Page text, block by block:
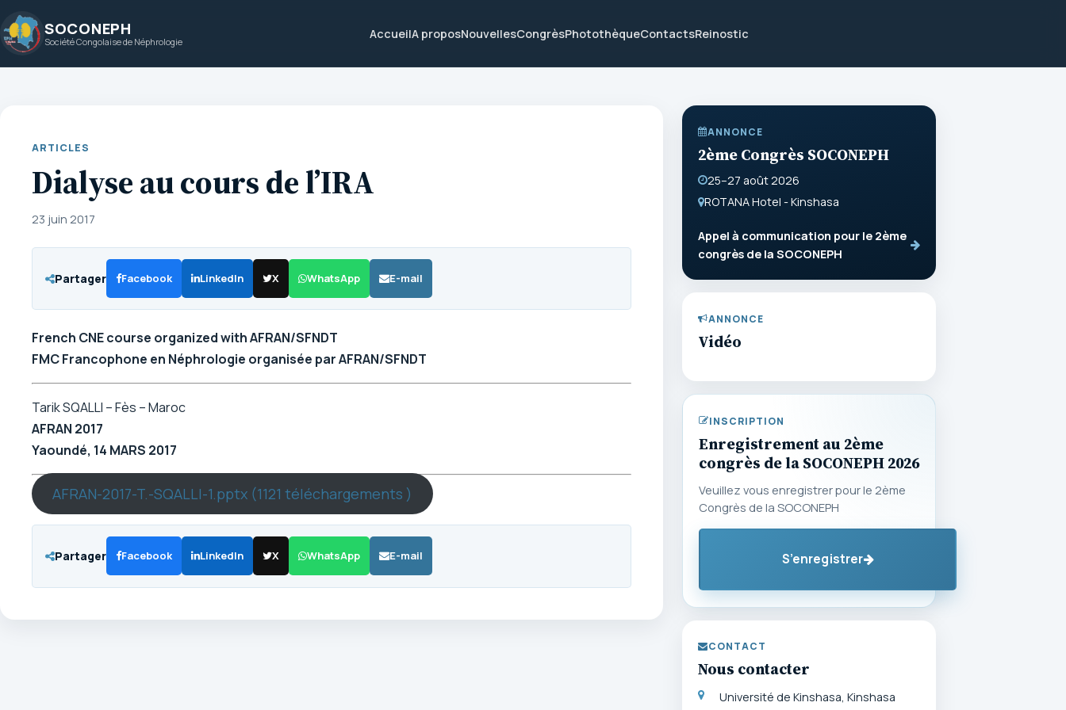
au
contenu
SOCONEPH
Société Congolaise de Néphrologie
AccueilA proposNouvellesCongrèsPhotothèqueContactsReinostic
ARTICLES
Dialyse au cours de l’IRA
23 juin 2017
Partager Facebook LinkedIn X WhatsApp E-mail
French CNE course organized with AFRAN/SFNDT
FMC Francophone en Néphrologie organisée par AFRAN/SFNDT
Tarik SQALLI – Fès – Maroc
AFRAN 2017
Yaoundé, 14 MARS 2017
AFRAN-2017-T.-SQALLI-1.pptx (1121 téléchargements )
Partager Facebook LinkedIn X WhatsApp E-mail
ANNONCE
2ème Congrès SOCONEPH
25–27 août 2026
ROTANA Hotel - Kinshasa
Appel à communication pour le 2ème
congrès de la SOCONEPH
ANNONCE
Vidéo
INSCRIPTION
Enregistrement au 2ème
congrès de la SOCONEPH 2026
Veuillez vous enregistrer pour le 2ème
Congrès de la SOCONEPH
S’enregistrer
CONTACT
Nous contacter
Université de Kinshasa, Kinshasa